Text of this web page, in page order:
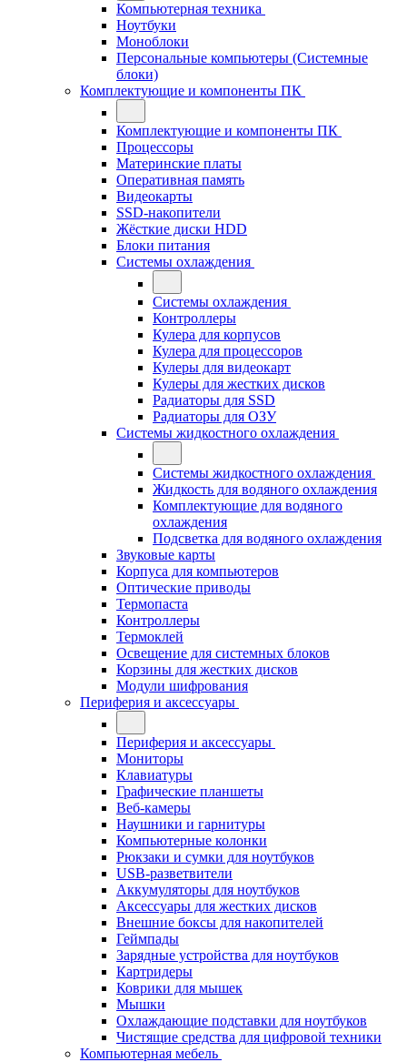
Компьютерная техника
Ноутбуки
Моноблоки
Персональные компьютеры (Системные
блоки)
Комплектующие и компоненты ПК
Комплектующие и компоненты ПК
Процессоры
Материнские платы
Оперативная память
Видеокарты
SSD-накопители
Жёсткие диски HDD
Блоки питания
Системы охлаждения
Системы охлаждения
Контроллеры
Кулера для корпусов
Кулера для процессоров
Кулеры для видеокарт
Кулеры для жестких дисков
Радиаторы для SSD
Радиаторы для ОЗУ
Системы жидкостного охлаждения
Системы жидкостного охлаждения
Жидкость для водяного охлаждения
Комплектующие для водяного
охлаждения
Подсветка для водяного охлаждения
Звуковые карты
Корпуса для компьютеров
Оптические приводы
Термопаста
Контроллеры
Термоклей
Освещение для системных блоков
Корзины для жестких дисков
Модули шифрования
Периферия и аксессуары
Периферия и аксессуары
Мониторы
Клавиатуры
Графические планшеты
Веб-камеры
Наушники и гарнитуры
Компьютерные колонки
Рюкзаки и сумки для ноутбуков
USB-разветвители
Аккумуляторы для ноутбуков
Аксессуары для жестких дисков
Внешние боксы для накопителей
Геймпады
Зарядные устройства для ноутбуков
Картридеры
Коврики для мышек
Мышки
Охлаждающие подставки для ноутбуков
Чистящие средства для цифровой техники
Компьютерная мебель